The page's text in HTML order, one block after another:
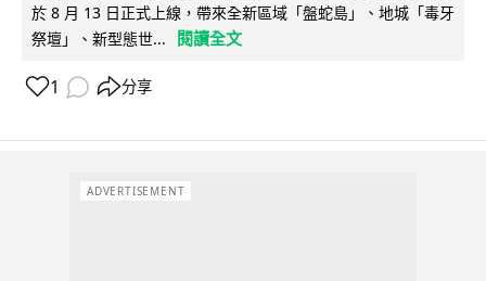
於 8 月 13 日正式上線，帶來全新區域「盤蛇島」、地城「毒牙
祭壇」、新型態世...
閱讀全文
1 分享
ADVERTISEMENT